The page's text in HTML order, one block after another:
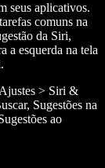
seus aplicativos.
comuns na
da Siri,
a esquerda na tela
> Siri &
Sugestões na
ao